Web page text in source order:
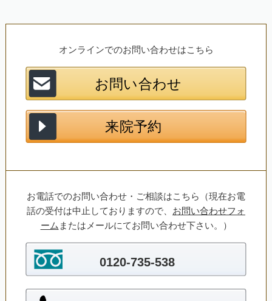
オンラインでのお問い合わせはこちら
お電話でのお問い合わせ・ご相談はこちら（現在お電
話の受付は中止しておりますので、 お問い合わせフォ
ーム またはメールにてお問い合わせ下さい。）
0120-735-538